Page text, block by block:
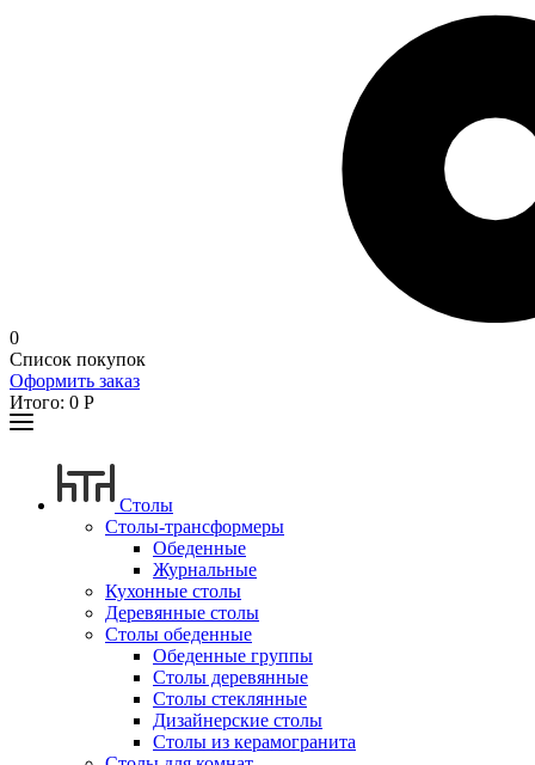
0
Список покупок
Оформить заказ
Итого: 0 Р
Столы
Столы-трансформеры
Обеденные
Журнальные
Кухонные столы
Деревянные столы
Столы обеденные
Обеденные группы
Столы деревянные
Столы стеклянные
Дизайнерские столы
Столы из керамогранита